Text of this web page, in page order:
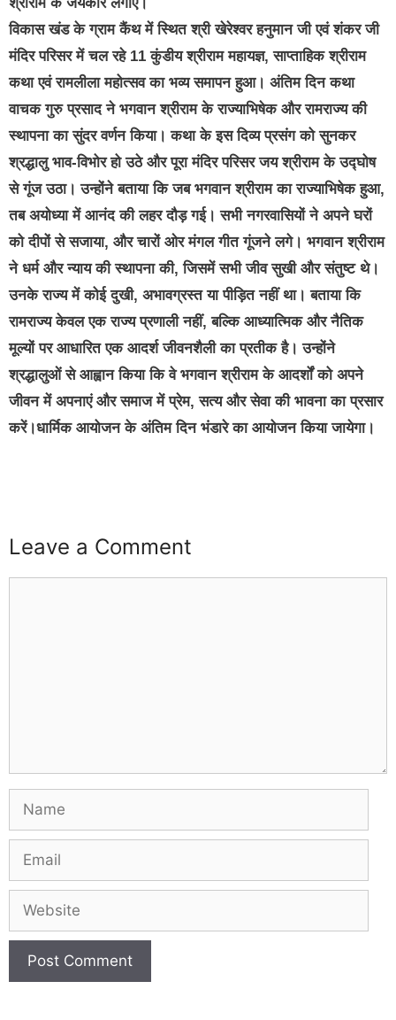
विकास खंड के ग्राम कैंथ में स्थित श्री खेरेश्वर हनुमान जी एवं शंकर जी
मंदिर परिसर में चल रहे 11 कुंडीय श्रीराम महायज्ञ, साप्ताहिक श्रीराम
कथा एवं रामलीला महोत्सव का भव्य समापन हुआ। अंतिम दिन कथा
वाचक गुरु प्रसाद ने भगवान श्रीराम के राज्याभिषेक और रामराज्य की
स्थापना का सुंदर वर्णन किया। कथा के इस दिव्य प्रसंग को सुनकर
श्रद्धालु भाव-विभोर हो उठे और पूरा मंदिर परिसर जय श्रीराम के उद्घोष
से गूंज उठा। उन्होंने बताया कि जब भगवान श्रीराम का राज्याभिषेक हुआ,
तब अयोध्या में आनंद की लहर दौड़ गई। सभी नगरवासियों ने अपने घरों
को दीपों से सजाया, और चारों ओर मंगल गीत गूंजने लगे। भगवान श्रीराम
ने धर्म और न्याय की स्थापना की, जिसमें सभी जीव सुखी और संतुष्ट थे।
उनके राज्य में कोई दुखी, अभावग्रस्त या पीड़ित नहीं था। बताया कि
रामराज्य केवल एक राज्य प्रणाली नहीं, बल्कि आध्यात्मिक और नैतिक
मूल्यों पर आधारित एक आदर्श जीवनशैली का प्रतीक है। उन्होंने
श्रद्धालुओं से आह्वान किया कि वे भगवान श्रीराम के आदर्शों को अपने
जीवन में अपनाएं और समाज में प्रेम, सत्य और सेवा की भावना का प्रसार
करें।धार्मिक आयोजन के अंतिम दिन भंडारे का आयोजन किया जायेगा।
Leave a Comment